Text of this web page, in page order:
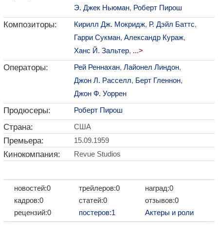
Э. Джек Ньюман, Роберт Пирош
Композиторы: Кирилл Дж. Мокридж, Р. Дэйл Баттс,
Гарри Сукман, Александр Кураж,
Ханс Й. Зальтер, ...>
Операторы: Рей Реннахан, Лайонел Линдон,
Джон Л. Расселл, Берт Гленнон,
Джон Ф. Уоррен
Продюсеры: Роберт Пирош
Страна: США
Премьера: 15.09.1959
Кинокомпания: Revue Studios
новостей:0
кадров:0
рецензий:0
трейлеров:0
статей:0
постеров:1
наград:0
отзывов:0
Актеры и роли